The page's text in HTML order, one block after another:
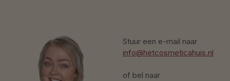
Stuur een e-mail naar
info@hetcosmeticahuis.nl
of bel naar